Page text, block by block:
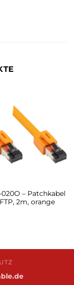
– Patchkabel
2m, orange